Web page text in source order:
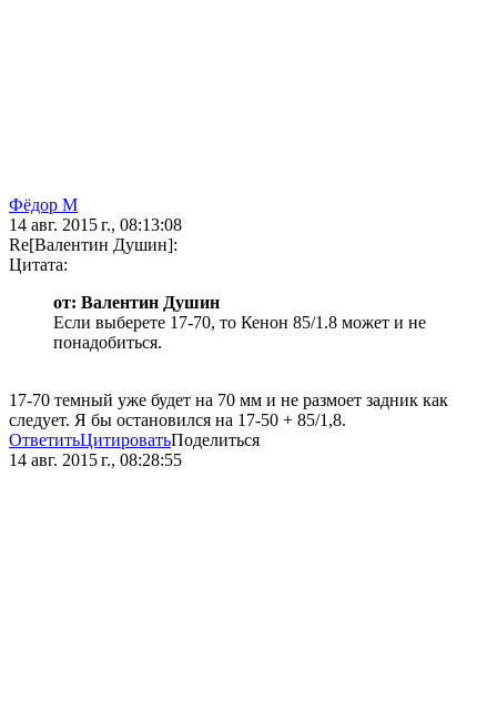
Фёдор М
14 авг. 2015 г., 08:13:08
Re[Валентин Душин]:
Цитата:
от: Валентин Душин
Если выберете 17-70, то Кенон 85/1.8 может и не
понадобиться.
17-70 темный уже будет на 70 мм и не размоет задник как
следует. Я бы остановился на 17-50 + 85/1,8.
ОтветитьЦитироватьПоделиться
14 авг. 2015 г., 08:28:55